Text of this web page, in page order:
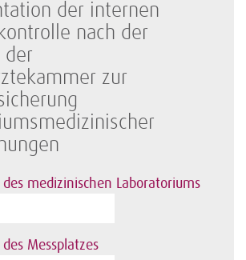
der internen
nach der
der
zur
medizinischen Laboratoriums
Messplatzes